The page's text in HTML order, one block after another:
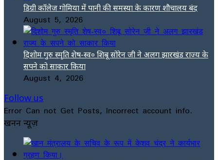
डिग्री कॉलेज गोमिया में पानी की समस्या के कारण शौचालय बंद
August 5, 2026
दिशोम गुरु स्मृति शेष-स्व० शिबू सोरेन जी ने अलग झारखंड राज्य के
सपने को साकार किया
August 4, 2026
Follow us
Error Can not Get Posts, Incorrect account info.
खनन न्यूज़